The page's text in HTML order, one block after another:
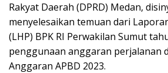
Rakyat Daerah (DPRD) Medan,
menyelesaikan temuan dari
(LHP) BPK RI Perwakilan Sumut
penggunaan anggaran perjalanan
Anggaran APBD 2023.